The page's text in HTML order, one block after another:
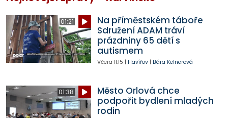
01:21
Na příměstském táboře
Sdružení ADAM tráví
prázdniny 65 dětí s
autismem
Včera 11:15 | Havířov| Bára Kelnerová
01:38
Město Orlová chce
podpořit bydlení mladých
rodin